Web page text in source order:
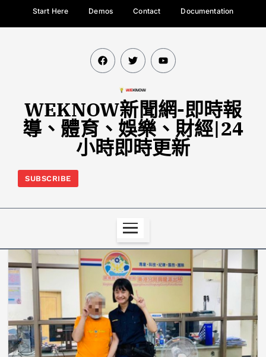
Start Here Demos Contact Documentation
WEKNOW新聞網-即時報
導、體育、娛樂、財經|24
小時即時更新
SUBSCRIBE